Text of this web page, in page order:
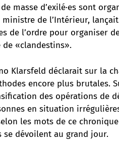
masse d’exilé·es sont
de l’Intérieur,
de l’ordre pour organiser
de «clandestins».
Klarsfeld déclarait sur la
encore plus brutales.
des opérations de
en situation
les mots de ce
se dévoilent au grand jour.